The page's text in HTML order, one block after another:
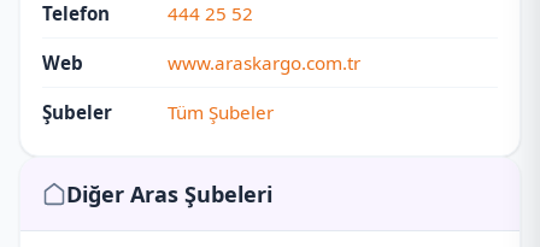
Telefon 444 25 52
Web www.araskargo.com.tr
Şubeler Tüm Şubeler
Diğer Aras Şubeleri